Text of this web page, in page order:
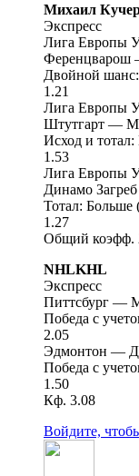
Михаил
Экспресс
Лига Европы
Двойной
1.21
Лига Европы
Штутгарт —
Исход и
1.53
Лига Европы
Динамо
Тотал: Больше
1.27
Общий коэфф.
NHLKHL
Экспресс
Питтсбург —
Победа с
2.05
Эдмонтон —
Победа с
1.50
Кф. 3.08
Войдите,